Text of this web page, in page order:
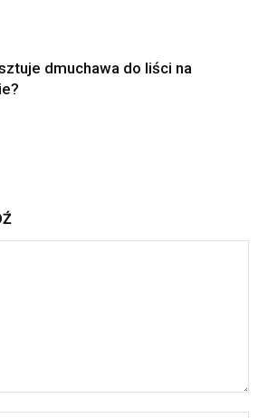
dmuchawa do liści na